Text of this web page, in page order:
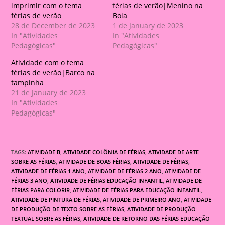
imprimir com o tema
férias de verão
28 de December de 2023
In "Atividades
Pedagógicas"
férias de verão|Menino na
Boia
1 de January de 2023
In "Atividades
Pedagógicas"
Atividade com o tema
férias de verão|Barco na
tampinha
21 de January de 2023
In "Atividades
Pedagógicas"
TAGS:ATIVIDADE B, ATIVIDADE COLÔNIA DE FÉRIAS, ATIVIDADE DE ARTE
SOBRE AS FÉRIAS, ATIVIDADE DE BOAS FÉRIAS, ATIVIDADE DE FÉRIAS,
ATIVIDADE DE FÉRIAS 1 ANO, ATIVIDADE DE FÉRIAS 2 ANO, ATIVIDADE DE
FÉRIAS 3 ANO, ATIVIDADE DE FÉRIAS EDUCAÇÃO INFANTIL, ATIVIDADE DE
FÉRIAS PARA COLORIR, ATIVIDADE DE FÉRIAS PARA EDUCAÇÃO INFANTIL,
ATIVIDADE DE PINTURA DE FÉRIAS, ATIVIDADE DE PRIMEIRO ANO, ATIVIDADE
DE PRODUÇÃO DE TEXTO SOBRE AS FÉRIAS, ATIVIDADE DE PRODUÇÃO
TEXTUAL SOBRE AS FÉRIAS, ATIVIDADE DE RETORNO DAS FÉRIAS EDUCAÇÃO